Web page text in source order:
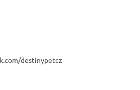
destinypetcz